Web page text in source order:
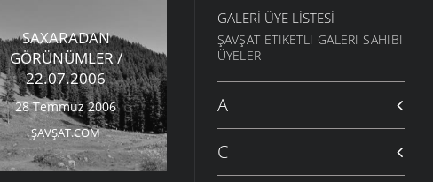
SAXARADAN
GÖRÜNÜMLER /
22.07.2006
28 Temmuz 2006
ŞAVŞAT.COM
GALERI ÜYE LISTESI
ŞAVŞAT ETIKETLI GALERI SAHIBI
ÜYELER
A
C